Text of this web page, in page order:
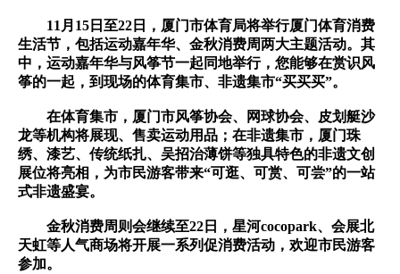
11月15日至22日，厦门市体育局将举行厦门体育消费
生活节，包括运动嘉年华、金秋消费周两大主题活动。其
中，运动嘉年华与风筝节一起同地举行，您能够在赏识风
筝的一起，到现场的体育集市、非遗集市“买买买”。
在体育集市，厦门市风筝协会、网球协会、皮划艇沙
龙等机构将展现、售卖运动用品；在非遗集市，厦门珠
绣、漆艺、传统纸扎、吴招治薄饼等独具特色的非遗文创
展位将亮相，为市民游客带来“可逛、可赏、可尝”的一站
式非遗盛宴。
金秋消费周则会继续至22日，星河cocopark、会展北
天虹等人气商场将开展一系列促消费活动，欢迎市民游客
参加。